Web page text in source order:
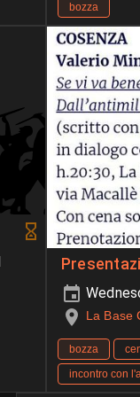
bozza
La Base
bozza
incontro con